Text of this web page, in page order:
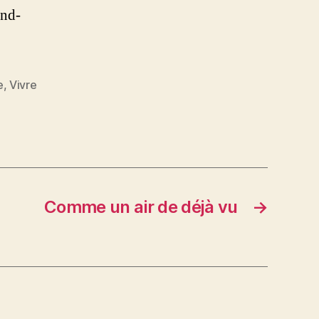
,Vivre
→
Comme un air de déjà vu